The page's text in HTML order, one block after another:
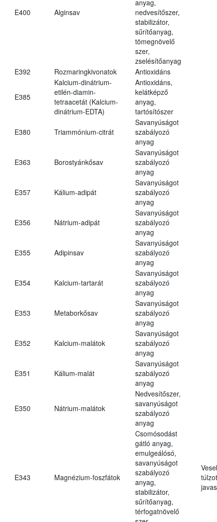
E400 Alginsav
anyag,
nedvesítőszer,
stabilizátor,
sűrítőanyag,
tömegnövelő
szer,
zselésítőanyag
E392
Rozmaringkivonatok Antioxidáns
E385
Kalcium-dinátrium-
etilén-diamin-
tetraacetát (Kalcium-
dinátrium-EDTA)
Antioxidáns,
kelátképző
anyag,
tartósítószer
E380 Triammónium-citrát
Savanyúságot
szabályozó
anyag
E363 Borostyánkősav
Savanyúságot
szabályozó
anyag
E357 Kálium-adipát
Savanyúságot
szabályozó
anyag
E356 Nátrium-adipát
Savanyúságot
szabályozó
anyag
E355 Adipinsav
Savanyúságot
szabályozó
anyag
E354 Kalcium-tartarát
Savanyúságot
szabályozó
anyag
E353 Metaborkősav
Savanyúságot
szabályozó
anyag
E352 Kalcium-malátok
Savanyúságot
szabályozó
anyag
E351 Kálium-malát
Savanyúságot
szabályozó
anyag
E350 Nátrium-malátok
Nedvesítőszer,
savanyúságot
szabályozó
anyag
E343 Magnézium-foszfátok
Csomósodást
gátló anyag,
emulgeálósó,
savanyúságot
szabályozó
anyag,
stabilizátor,
sűrítőanyag,
térfogatnövelő